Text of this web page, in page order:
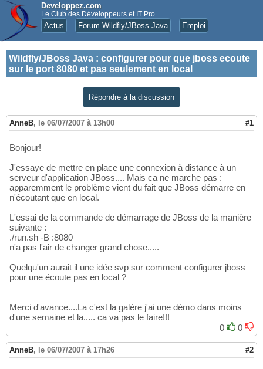
Developpez.com
Le Club des Développeurs et IT Pro
Actus Forum Wildfly/JBoss Java Emploi
Wildfly/JBoss Java : configurer pour que jboss ecoute
sur le port 8080 et pas seulement en local
Répondre à la discussion
AnneB, le 06/07/2007 à 13h00 #1
Bonjour!
J'essaye de mettre en place une connexion à distance à un
serveur d'application JBoss.... Mais ca ne marche pas :
apparemment le problème vient du fait que JBoss démarre en
n'écoutant que en local.
L'essai de la commande de démarrage de JBoss de la manière
suivante :
./run.sh -B :8080
n'a pas l'air de changer grand chose.....
Quelqu'un aurait il une idée svp sur comment configurer jboss
pour une écoute pas en local ?
Merci d'avance....La c'est la galère j'ai une démo dans moins
d'une semaine et la..... ca va pas le faire!!!
0
0
AnneB, le 06/07/2007 à 17h26 #2